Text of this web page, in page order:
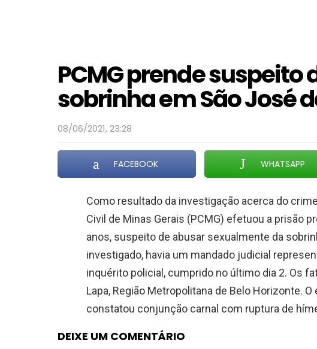
PCMG prende suspeito
sobrinha em São José
08/06/2021, 23:28
FACEBOOK WHATSAPP
Como resultado da investigação acerca do
Civil de Minas Gerais (PCMG) efetuou a prisão
anos, suspeito de abusar sexualmente da
investigado, havia um mandado judicial
inquérito policial, cumprido no último dia 2. Os
Lapa, Região Metropolitana de Belo Horizonte.
constatou conjunção carnal com ruptura de
DEIXE UM COMENTÁRIO